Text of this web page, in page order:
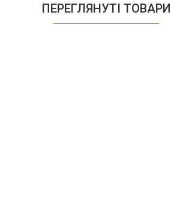
ПЕРЕГЛЯНУТІ ТОВАРИ